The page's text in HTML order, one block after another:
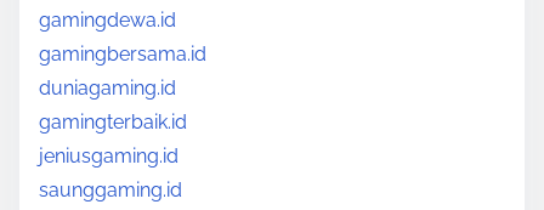
gamingdewa.id
gamingbersama.id
duniagaming.id
gamingterbaik.id
jeniusgaming.id
saunggaming.id